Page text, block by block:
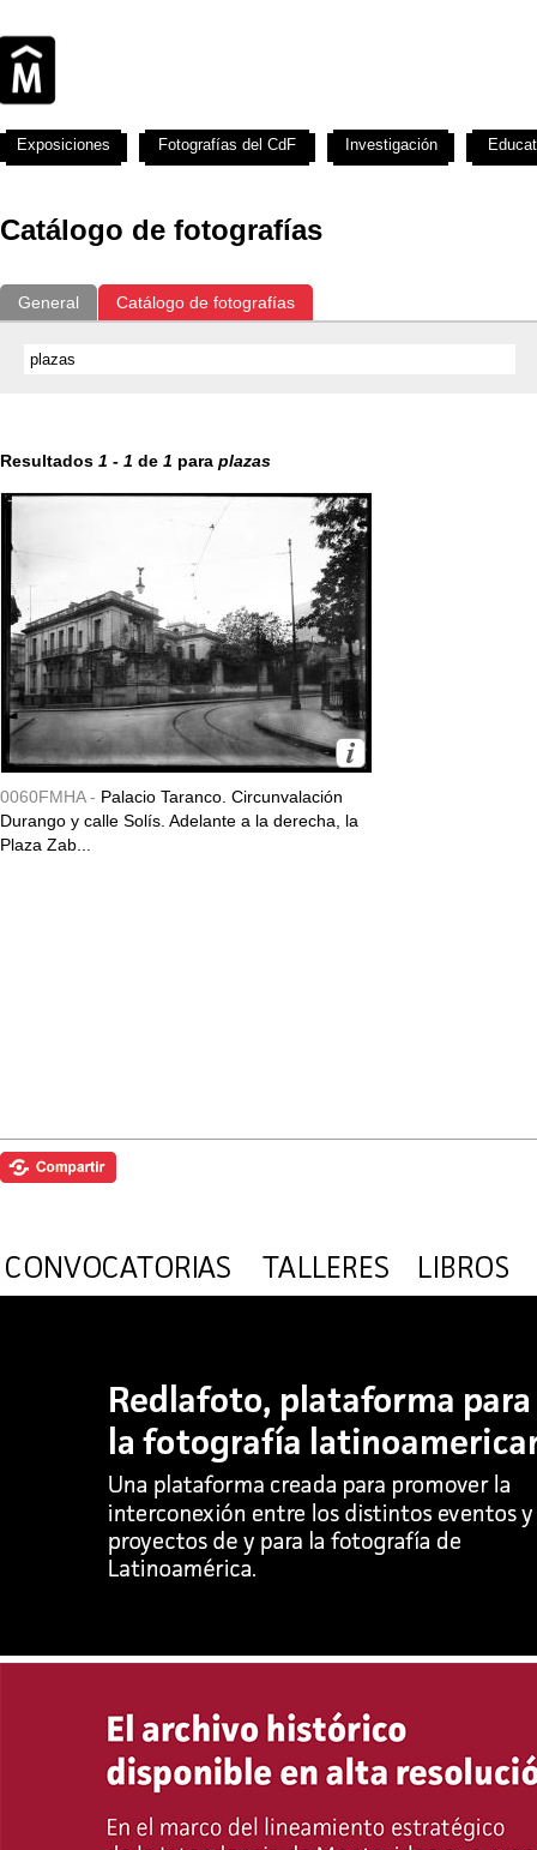
Catálogo de fotografías
General Catálogo de fotografías
Resultados 1 - 1 de 1 para plazas
0060FMHA - Palacio Taranco. Circunvalación
Durango y calle Solís. Adelante a la derecha, la
Plaza Zab...
Exposiciones Fotografías del CdF Investigación